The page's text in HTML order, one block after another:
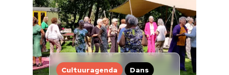
Cultuuragenda Dans
Doneren